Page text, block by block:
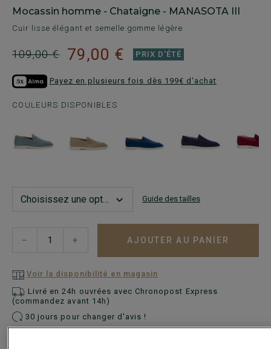
Mocassin homme - Chataigne - MANASOTA III
Cuir lisse élégant et semelle gomme légère
109,00 € 79,00 € PRIX D'ÉTÉ
Payez en plusieurs fois dès 199€ d'achat
COULEURS DISPONIBLES
Guide des tailles
− + AJOUTER AU PANIER
Voir la disponibilité en magasin
Livré en 24h ouvrées avec Chronopost Express
(commandez avant 14h)
30 jours pour changer d'avis !